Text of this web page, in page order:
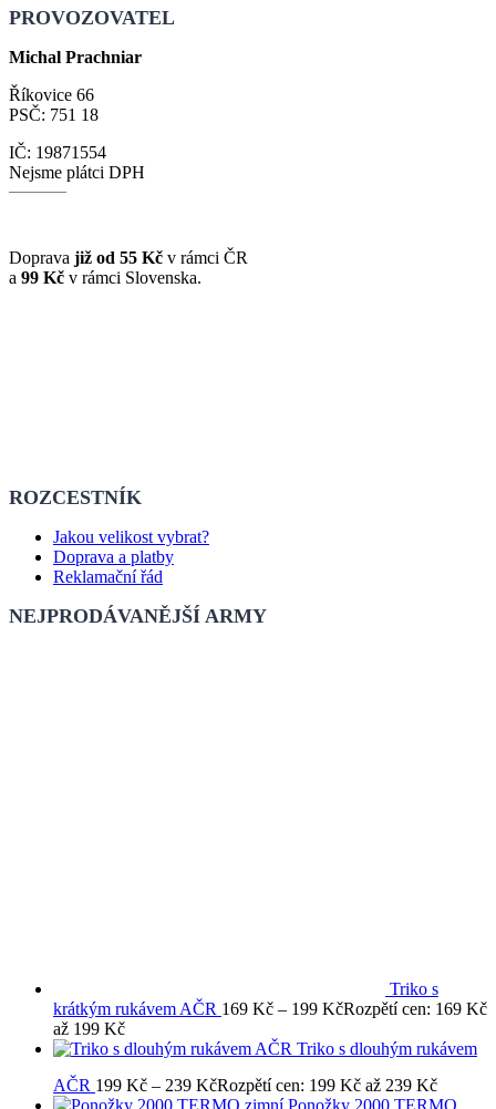
PROVOZOVATEL
Michal Prachniar
Říkovice 66
PSČ: 751 18
IČ: 19871554
Nejsme plátci DPH
Doprava již od 55 Kč v rámci ČR
a 99 Kč v rámci Slovenska.
ROZCESTNÍK
Jakou velikost vybrat?
Doprava a platby
Reklamační řád
NEJPRODÁVANĚJŠÍ ARMY
Triko s
krátkým rukávem AČR 169 Kč – 199 KčRozpětí cen: 169 Kč
až 199 Kč
Triko s dlouhým rukávem
AČR 199 Kč – 239 KčRozpětí cen: 199 Kč až 239 Kč
Ponožky 2000 TERMO